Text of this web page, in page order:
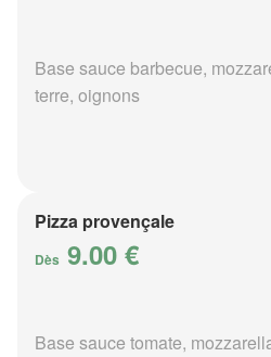
Base sauce barbecue,
terre, oignons
Pizza provençale
Dès 9.00 €
Base sauce tomate,